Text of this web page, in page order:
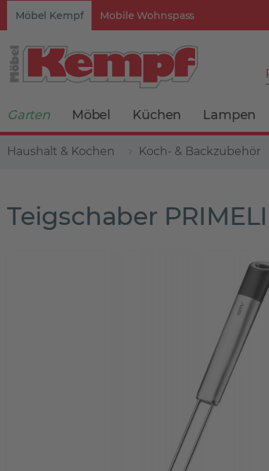
Möbel Kempf Mobile Wohnspass
Garten Möbel Küchen Lampen
Haushalt & Kochen Koch- & Backzubehör
Teigschaber